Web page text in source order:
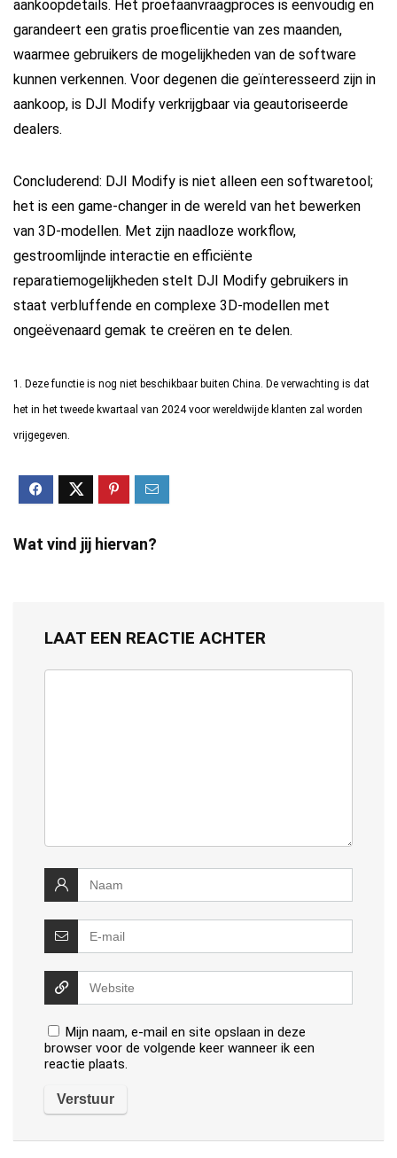
aankoopdetails. Het proefaanvraagproces is eenvoudig en
garandeert een gratis proeflicentie van zes maanden,
waarmee gebruikers de mogelijkheden van de software
kunnen verkennen. Voor degenen die geïnteresseerd zijn in
aankoop, is DJI Modify verkrijgbaar via geautoriseerde
dealers.
Concluderend: DJI Modify is niet alleen een softwaretool;
het is een game-changer in de wereld van het bewerken
van 3D-modellen. Met zijn naadloze workflow,
gestroomlijnde interactie en efficiënte
reparatiemogelijkheden stelt DJI Modify gebruikers in
staat verbluffende en complexe 3D-modellen met
ongeëvenaard gemak te creëren en te delen.
1. Deze functie is nog niet beschikbaar buiten China. De verwachting is dat
het in het tweede kwartaal van 2024 voor wereldwijde klanten zal worden
vrijgegeven.
Wat vind jij hiervan?
LAAT EEN REACTIE ACHTER
Mijn naam, e-mail en site opslaan in deze
browser voor de volgende keer wanneer ik een
reactie plaats.